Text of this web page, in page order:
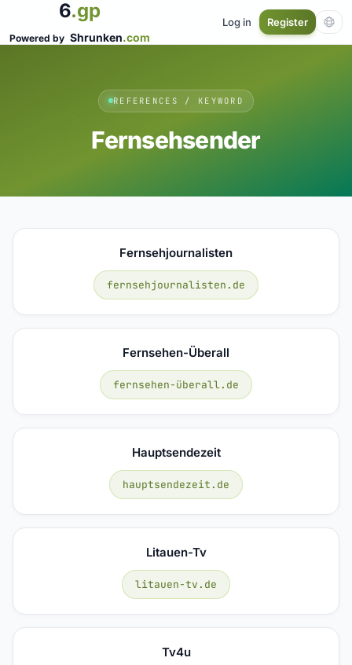
6.gp
Powered by Shrunken.com
Log in Register
REFERENCES / KEYWORD
Fernsehsender
Fernsehjournalisten
fernsehjournalisten.de
Fernsehen-Überall
fernsehen-überall.de
Hauptsendezeit
hauptsendezeit.de
Litauen-Tv
litauen-tv.de
Tv4u